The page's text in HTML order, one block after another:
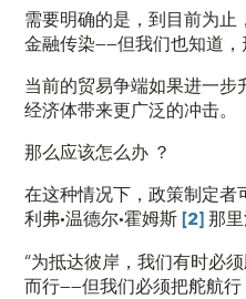
需要明确的是，到目前为
金融传染——但我们也知道，
当前的贸易争端如果进一
经济体带来更广泛的冲击。
那么应该怎么办 ？
在这种情况下，政策制定
利弗·温德尔·霍姆斯[2]那
“为抵达彼岸，我们有时必
而行——但我们必须把舵航